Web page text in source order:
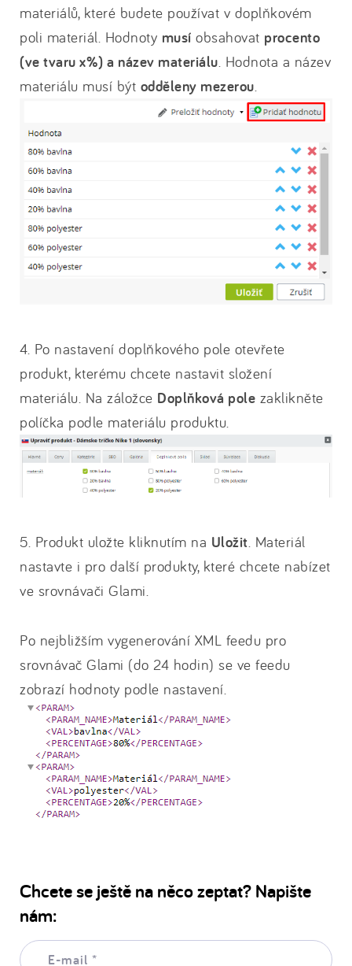
materiálů, které budete používat v doplňkovém
poli materiál. Hodnoty musí obsahovat procento
(ve tvaru x%) a název materiálu. Hodnota a název
materiálu musí být odděleny mezerou.
4. Po nastavení doplňkového pole otevřete
produkt, kterému chcete nastavit složení
materiálu. Na záložce Doplňková pole zaklikněte
políčka podle materiálu produktu.
5. Produkt uložte kliknutím na Uložit . Materiál
nastavte i pro další produkty, které chcete nabízet
ve srovnávači Glami.
Po nejbližším vygenerování XML feedu pro
srovnávač Glami (do 24 hodin) se ve feedu
zobrazí hodnoty podle nastavení.
Chcete se ještě na něco zeptat? Napište
nám:
E-